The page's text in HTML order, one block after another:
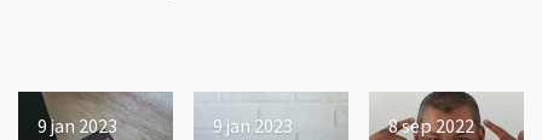
9 jan 2023
9 jan 2023
8 sep 2022